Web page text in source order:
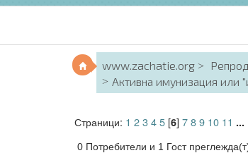
www.zachatie.org
Активна имунизация или
Страници: 1 2345[6] 789 10 11 ...
0 Потребители и 1 Гост